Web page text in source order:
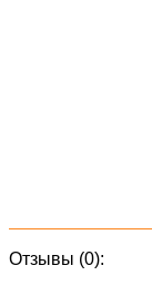
Отзывы (0):